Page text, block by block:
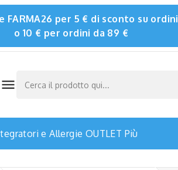
FARMA26 per 5 € di sconto su
o 10 € per ordini da 89 €

e Allergie OUTLET Più